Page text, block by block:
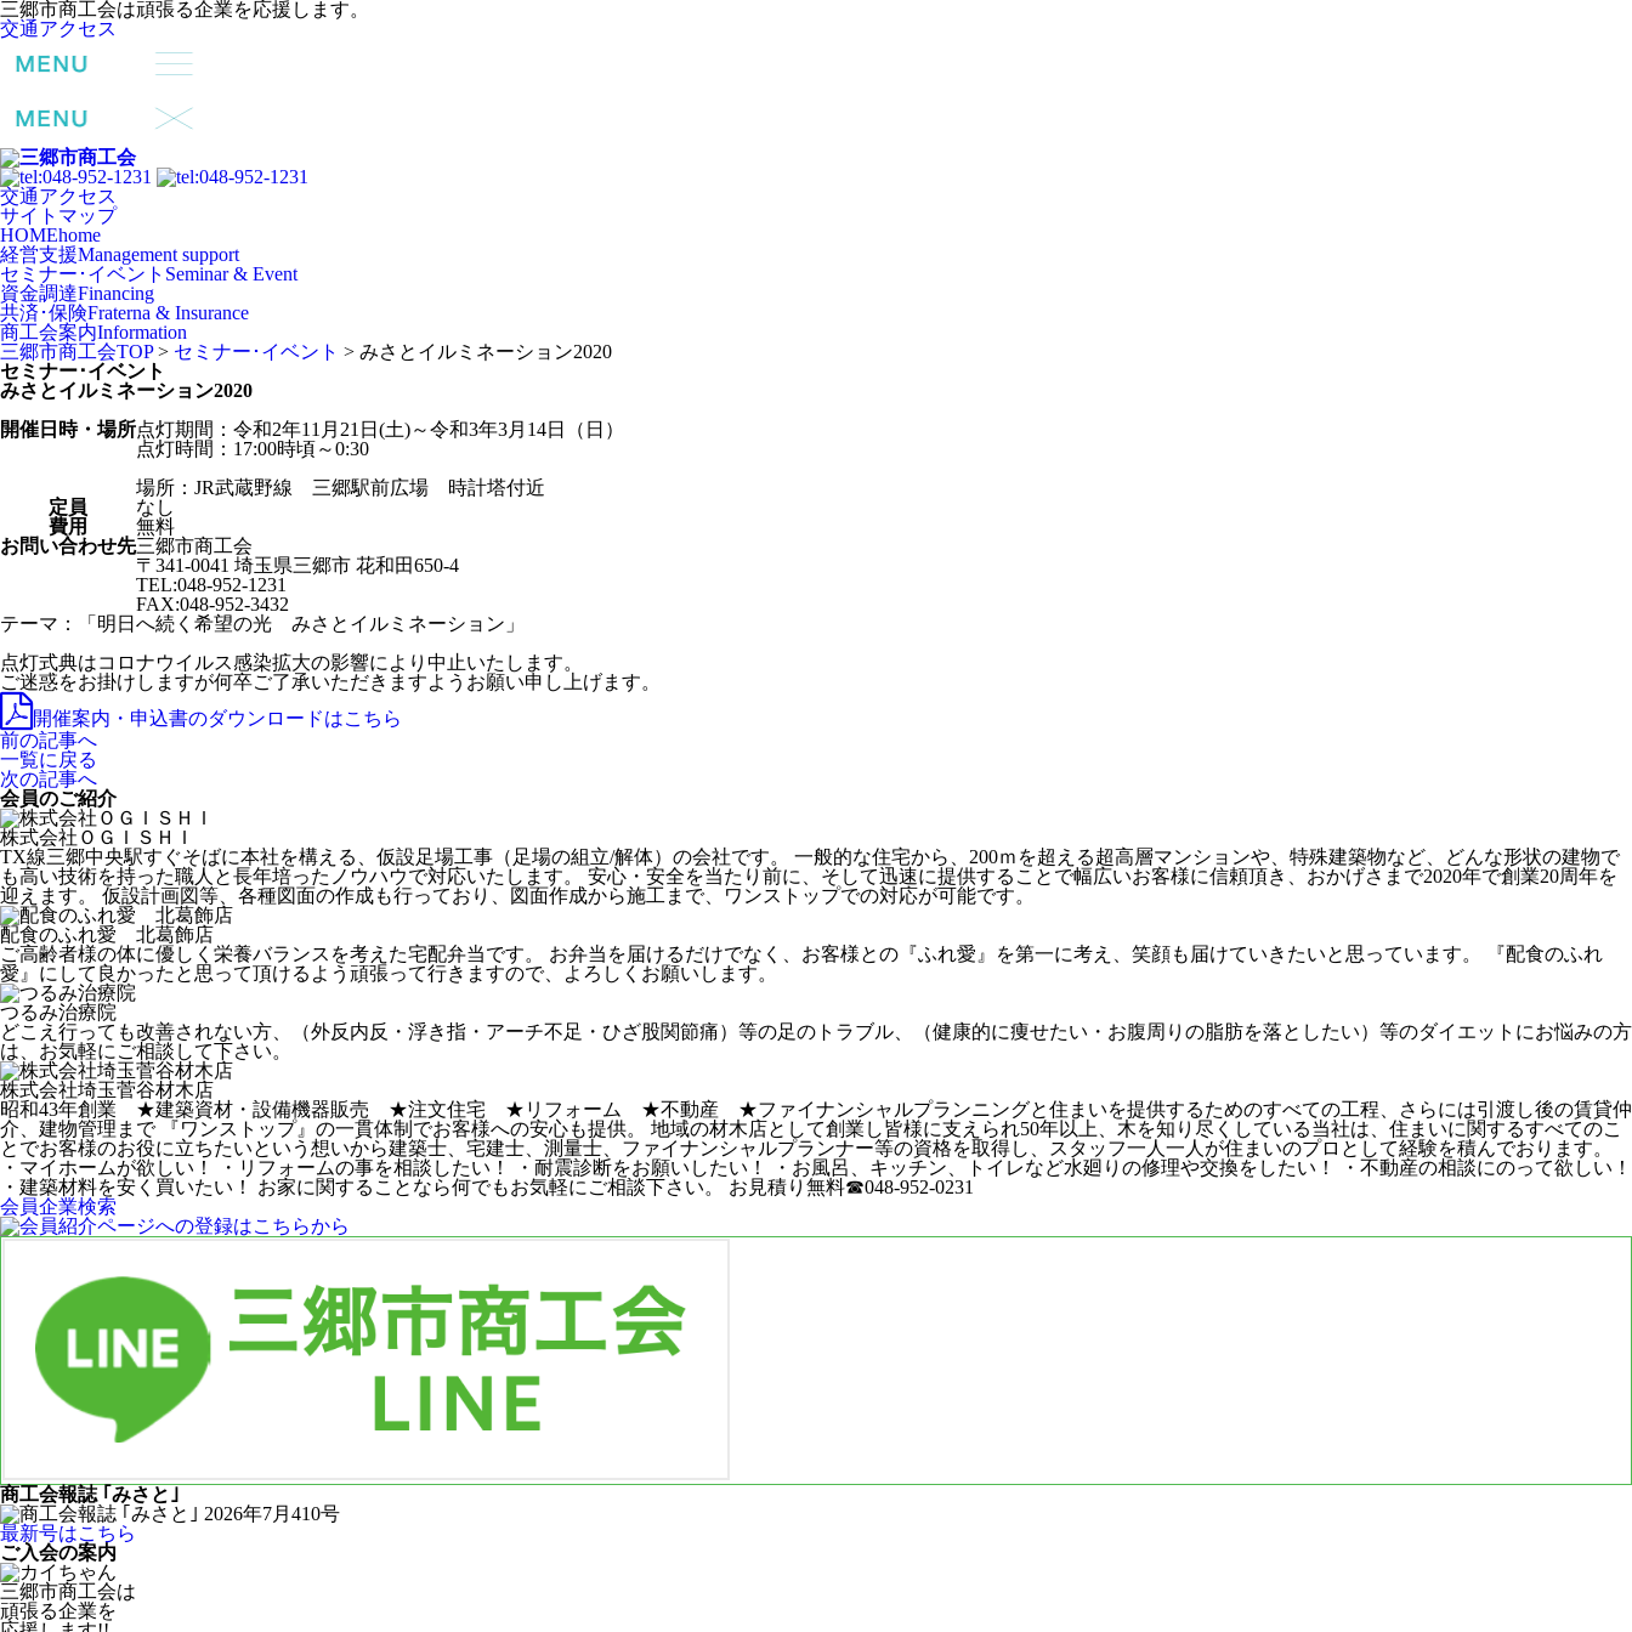
三郷市商工会は頑張る企業を応援します。
交通アクセス
交通アクセス
サイトマップ
HOMEhome
経営支援Management support
セミナー･イベント Seminar & Event
資金調達Financing
共済･保険Fraterna & Insurance
商工会案内Information
三郷市商工会TOP> セミナー･イベント > みさとイルミネーション2020
セミナー･イベント
みさとイルミネーション2020
開催日時・場所点灯期間：令和2年11月21日(土)～令和3年3月14日（日）
点灯時間：17:00時頃～0:30
場所：JR武蔵野線 三郷駅前広場 時計塔付近
定員
なし
費用
無料
お問い合わせ先三郷市商工会
〒341-0041 埼玉県三郷市 花和田650-4
TEL:048-952-1231
FAX:048-952-3432
テーマ：「明日へ続く希望の光 みさとイルミネーション」
点灯式典はコロナウイルス感染拡大の影響により中止いたします。
ご迷惑をお掛けしますが何卒ご了承いただきますようお願い申し上げます。
開催案内・申込書のダウンロードはこちら
前の記事へ
一覧に戻る
次の記事へ
会員のご紹介
株式会社ＯＧＩＳＨＩ
TX線三郷中央駅すぐそばに本社を構える、仮設足場工事（足場の組立/解体）の会社です。 一般的な住宅から、200ｍを超える超高層マンションや、特殊建築物など、どんな形状の建物で
も高い技術を持った職人と長年培ったノウハウで対応いたします。 安心・安全を当たり前に、そして迅速に提供することで幅広いお客様に信頼頂き、おかげさまで2020年で創業20周年を
迎えます。 仮設計画図等、各種図面の作成も行っており、図面作成から施工まで、ワンストップでの対応が可能です。
配食のふれ愛 北葛飾店
ご高齢者様の体に優しく栄養バランスを考えた宅配弁当です。 お弁当を届けるだけでなく、お客様との『ふれ愛』を第一に考え、笑顔も届けていきたいと思っています。 『配食のふれ
愛』にして良かったと思って頂けるよう頑張って行きますので、よろしくお願いします。
つるみ治療院
どこえ行っても改善されない方、（外反内反・浮き指・アーチ不足・ひざ股関節痛）等の足のトラブル、（健康的に痩せたい・お腹周りの脂肪を落としたい）等のダイエットにお悩みの方
は、お気軽にご相談して下さい。
株式会社埼玉菅谷材木店
昭和43年創業 ★建築資材・設備機器販売 ★注文住宅 ★リフォーム ★不動産 ★ファイナンシャルプランニングと住まいを提供するためのすべての工程、さらには引渡し後の賃貸仲
介、建物管理まで 『ワンストップ』の一貫体制でお客様への安心も提供。 地域の材木店として創業し皆様に支えられ50年以上、木を知り尽くしている当社は、住まいに関するすべてのこ
とでお客様のお役に立ちたいという想いから建築士、宅建士、測量士、ファイナンシャルプランナー等の資格を取得し、スタッフ一人一人が住まいのプロとして経験を積んでおります。
・マイホームが欲しい！ ・リフォームの事を相談したい！ ・耐震診断をお願いしたい！ ・お風呂、キッチン、トイレなど水廻りの修理や交換をしたい！ ・不動産の相談にのって欲しい！
・建築材料を安く買いたい！ お家に関することなら何でもお気軽にご相談下さい。 お見積り無料☎048-952-0231
会員企業検索
商工会報誌 ｢みさと｣
最新号はこちら
ご入会の案内
三郷市商工会は
頑張る企業を